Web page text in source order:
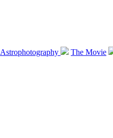
Astrophotography The Movie